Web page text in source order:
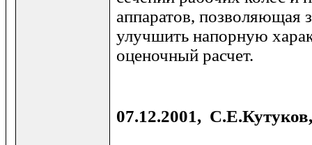
аппаратов, позволяющая
улучшить напорную
оценочный расчет.
07.12.2001,